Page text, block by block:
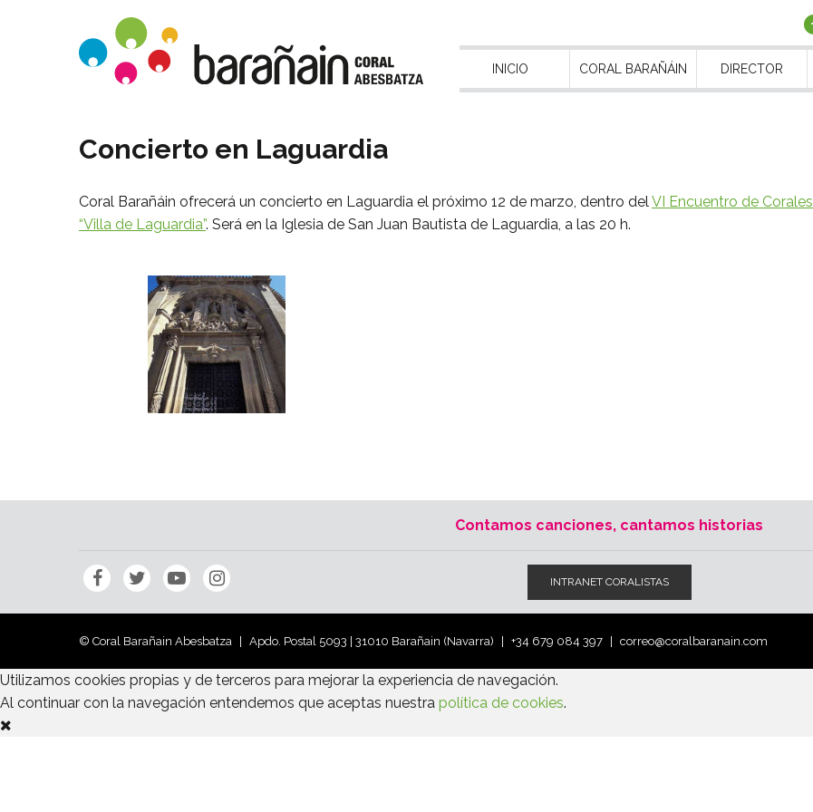
INICIO CORAL BARAÑÁIN DIRECTOR
Concierto en Laguardia
Coral Barañáin ofrecerá un concierto en Laguardia el próximo 12 de marzo, dentro delVI Encuentro de Corales
“Villa de Laguardia”. Será en la Iglesia de San Juan Bautista de Laguardia, a las 20 h.
Contamos canciones, cantamos historias
INTRANET CORALISTAS
© Coral Barañain Abesbatza Apdo. Postal 5093 | 31010 Barañain (Navarra) +34 679 084 397 correo@coralbaranain.com
Utilizamos cookies propias y de terceros para mejorar la experiencia de navegación.
Al continuar con la navegación entendemos que aceptas nuestra política de cookies.